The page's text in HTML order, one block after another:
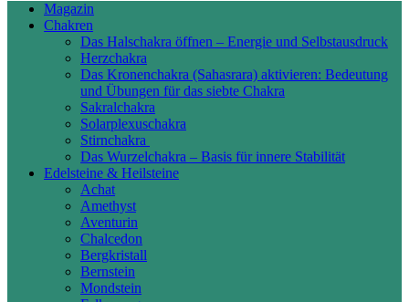
Magazin
Chakren
Das Halschakra öffnen – Energie und Selbstausdruck
Herzchakra
Das Kronenchakra (Sahasrara) aktivieren: Bedeutung
und Übungen für das siebte Chakra
Sakralchakra
Solarplexuschakra
Stirnchakra
Das Wurzelchakra – Basis für innere Stabilität
Edelsteine & Heilsteine
Achat
Amethyst
Aventurin
Chalcedon
Bergkristall
Bernstein
Mondstein